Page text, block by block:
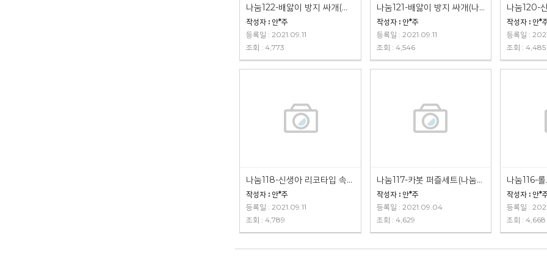
나눔122-배앓이 방지 싸개(나눔완료)
작성자 : 안*주
등록일 : 2021.09.11
조회 : 4,773
나눔121-배앓이 방지 싸개(나눔완료)
작성자 : 안*주
등록일 : 2021.09.11
조회 : 4,546
작성자 : 안*
등록일 :
조회 : 4,485
나눔118-신생아 리코타입 속싸개
작성자 : 안*주
등록일 : 2021.09.11
조회 : 4,789
나눔117-카봇 퍼즐세트(나눔완료)
작성자 : 안*주
등록일 : 2021.09.04
조회 : 4,629
작성자 : 안*
등록일 :
조회 : 4,668